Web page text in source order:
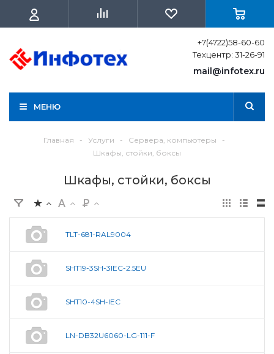
+7(4722)58-60-60
Техцентр: 31-26-91
mail@infotex.ru
МЕНЮ
Главная - Услуги - Сервера, компьютеры
-
Шкафы, стойки, боксы
Шкафы, стойки, боксы
TLT-681-RAL9004
SHT19-3SH-3IEC-2.5EU
SHT10-4SH-IEC
LN-DB32U6060-LG-111-F